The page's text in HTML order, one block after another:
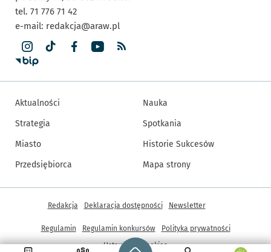
Strona główna - wroclaw.pl
tel. 71 776 71 42
e-mail: redakcja@araw.pl
Aktualności
Strategia
Miasto
Przedsiębiorca
Nauka
Spotkania
Historie Sukcesów
Mapa strony
Inne informacje
Redakcja Deklaracja dostępności Newsletter
Regulamin Regulamin konkursów
Polityka prywatności
Ustawienia cookies